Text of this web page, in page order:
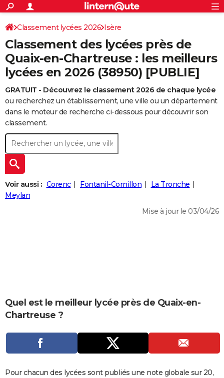
ACTUALITÉS
Politique
Société
Faits Divers
Education
Monde
Villes
+
SPORT
Coupe du monde 2026
Football
Tennis
Cyclisme
Rugby
Forum
CULTURE
Programme TV
TNT
Streaming
Cinéma
Sorties cinéma
Musique
+FINANCE
Retraite
Impôts
Epargne
Immobilier
Risques naturels par ville
Banque
Assurance
Crédit
AUTO
Essais
Réserver un essai
Citadines
Berlines
SUV
Forum auto
+
HIGH-TECH
BRICOLAGE
Forum
Aménagement intérieur
Extérieur
Cuisine
Salle de bains
Jardinage
Rangement
+WEEK-END
Guides de France
Escapades
Patrimoine
Expositions
Musées
Week-end nature
+
LIFESTYLE
Art de vivre
Bien-être
Loisirs
Mode
Modes de vie
+SANTE
Carte de Noël
Carte Bonne année
Carte Saint-Valentin
Carte Pâques
Carte d'anniversaire
DICTIONNAIRE
Dictionnaire
Biographies
Citations
Expressions
Proverbes
PROGRAMME TV
S'inscrire
Se connecter
Lycées
Collèges
Primaires
Universités
Entreprises
Service militaire
Avis de recherche
S'inscrire
Connexion
Classement lycées 2026 Isère
Classement des lycées près de
Quaix-en-Chartreuse : les meilleurs
lycées en 2026 (38950) [PUBLIE]
GRATUIT - Découvrez le classement 2026 de chaque lycée
ou recherchez un établissement, une ville ou un département
dans le moteur de recherche ci-dessous pour découvrir son
classement.
Voir aussi : Corenc Fontanil-Cornillon
La Tronche
Meylan
Mise à jour le 03/04/26
Quel est le meilleur lycée près de Quaix-en-
Chartreuse ?
Pour chacun des lycées sont publiés une note globale sur 20,